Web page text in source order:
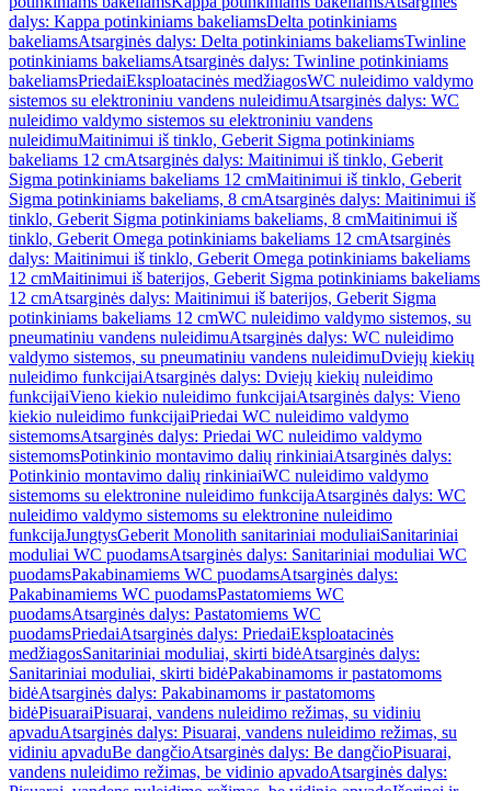
dalys: Kappa potinkiniams bakeliamsDelta potinkiniams
bakeliamsAtsarginės dalys: Delta potinkiniams bakeliamsTwinline
potinkiniams bakeliamsAtsarginės dalys: Twinline potinkiniams
bakeliamsPriedaiEksploatacinės medžiagosWC nuleidimo valdymo
sistemos su elektroniniu vandens nuleidimuAtsarginės dalys: WC
nuleidimo valdymo sistemos su elektroniniu vandens
nuleidimuMaitinimui iš tinklo, Geberit Sigma potinkiniams
bakeliams 12 cmAtsarginės dalys: Maitinimui iš tinklo, Geberit
Sigma potinkiniams bakeliams 12 cmMaitinimui iš tinklo, Geberit
Sigma potinkiniams bakeliams, 8 cmAtsarginės dalys: Maitinimui iš
tinklo, Geberit Sigma potinkiniams bakeliams, 8 cmMaitinimui iš
tinklo, Geberit Omega potinkiniams bakeliams 12 cmAtsarginės
dalys: Maitinimui iš tinklo, Geberit Omega potinkiniams bakeliams
12 cmMaitinimui iš baterijos, Geberit Sigma potinkiniams bakeliams
12 cmAtsarginės dalys: Maitinimui iš baterijos, Geberit Sigma
potinkiniams bakeliams 12 cmWC nuleidimo valdymo sistemos, su
pneumatiniu vandens nuleidimuAtsarginės dalys: WC nuleidimo
valdymo sistemos, su pneumatiniu vandens nuleidimuDviejų kiekių
nuleidimo funkcijaiAtsarginės dalys: Dviejų kiekių nuleidimo
funkcijaiVieno kiekio nuleidimo funkcijaiAtsarginės dalys: Vieno
kiekio nuleidimo funkcijaiPriedai WC nuleidimo valdymo
sistemomsAtsarginės dalys: Priedai WC nuleidimo valdymo
sistemomsPotinkinio montavimo dalių rinkiniaiAtsarginės dalys:
Potinkinio montavimo dalių rinkiniaiWC nuleidimo valdymo
sistemoms su elektronine nuleidimo funkcijaAtsarginės dalys: WC
nuleidimo valdymo sistemoms su elektronine nuleidimo
funkcijaJungtysGeberit Monolith sanitariniai moduliaiSanitariniai
moduliai WC puodamsAtsarginės dalys: Sanitariniai moduliai WC
puodamsPakabinamiems WC puodamsAtsarginės dalys:
Pakabinamiems WC puodamsPastatomiems WC
puodamsAtsarginės dalys: Pastatomiems WC
puodamsPriedaiAtsarginės dalys: PriedaiEksploatacinės
medžiagosSanitariniai moduliai, skirti bidėAtsarginės dalys:
Sanitariniai moduliai, skirti bidėPakabinamoms ir pastatomoms
bidėAtsarginės dalys: Pakabinamoms ir pastatomoms
bidėPisuaraiPisuarai, vandens nuleidimo režimas, su vidiniu
apvaduAtsarginės dalys: Pisuarai, vandens nuleidimo režimas, su
vidiniu apvaduBe dangčioAtsarginės dalys: Be dangčioPisuarai,
vandens nuleidimo režimas, be vidinio apvadoAtsarginės dalys: